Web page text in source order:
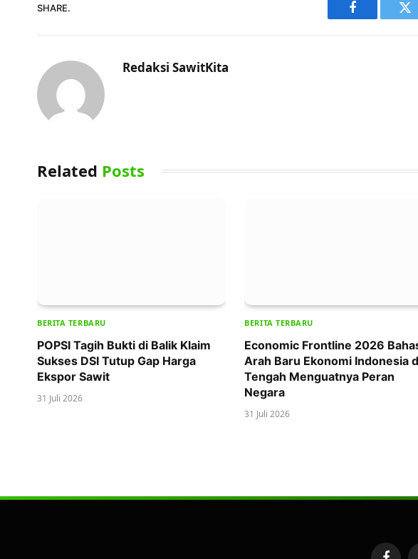
SHARE.
Facebook
Redaksi SawitKita
Related Posts
BERITA TERBARU
POPSI Tagih Bukti di Balik Klaim
Sukses DSI Tutup Gap Harga
Ekspor Sawit
31 Juli 2026
BERITA TERBARU
Economic Frontline 2026
Arah Baru Ekonomi Indonesia
Tengah Menguatnya Peran
Negara
31 Juli 2026